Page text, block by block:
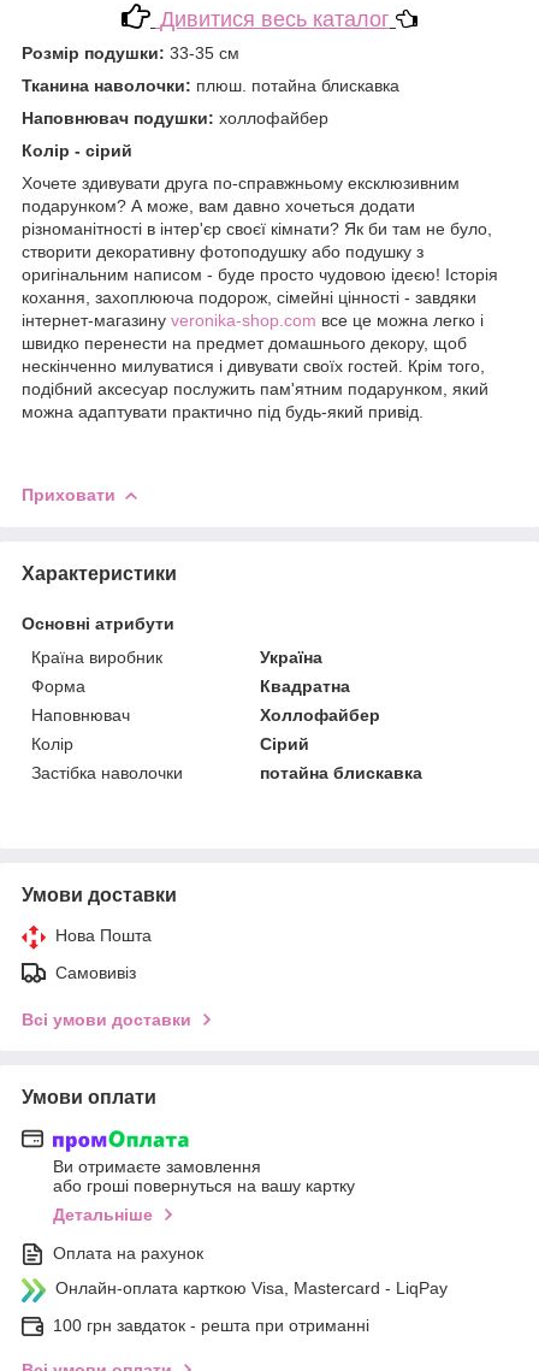
Дивитися весь каталог
Розмір подушки: 33-35 см
Тканина наволочки: плюш. потайна блискавка
Наповнювач подушки: холлофайбер
Колір - сірий
Хочете здивувати друга по-справжньому ексклюзивним
подарунком? А може, вам давно хочеться додати
різноманітності в інтер'єр своєї кімнати? Як би там не було,
створити декоративну фотоподушку або подушку з
оригінальним написом - буде просто чудовою ідеєю! Історія
кохання, захоплююча подорож, сімейні цінності - завдяки
інтернет-магазину veronika-shop.com все це можна легко і
швидко перенести на предмет домашнього декору, щоб
нескінченно милуватися і дивувати своїх гостей. Крім того,
подібний аксесуар послужить пам'ятним подарунком, який
можна адаптувати практично під будь-який привід.
Приховати
Характеристики
Основні атрибути
Країна виробник
Україна
Форма
Квадратна
Наповнювач
Холлофайбер
Колір
Сірий
Застібка наволочки
потайна блискавка
Умови доставки
Нова Пошта
Самовивіз
Всі умови доставки
Умови оплати
Ви отримаєте замовлення
або гроші повернуться на вашу картку
Детальніше
Оплата на рахунок
Онлайн-оплата карткою Visa, Mastercard - LiqPay
100 грн завдаток - решта при отриманні